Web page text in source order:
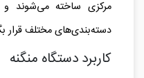
مرکزی ساخته می‌شوند و
دسته‌بندی‌های مختلف قرار
کاربرد دستگاه منگنه